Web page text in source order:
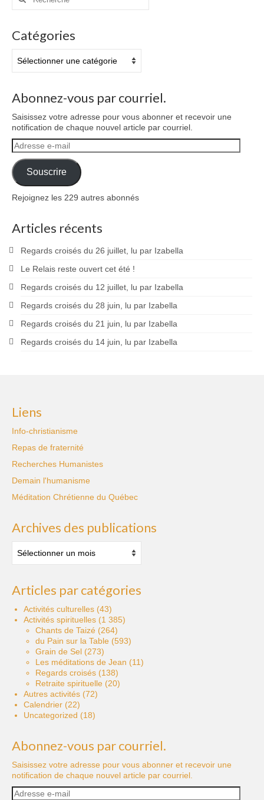
Catégories
Abonnez-vous par courriel.
Saisissez votre adresse pour vous abonner et recevoir une
notification de chaque nouvel article par courriel.
Adresse
e-
mail
Souscrire
Rejoignez les 229 autres abonnés
Articles récents
Regards croisés du 26 juillet, lu par Izabella
Le Relais reste ouvert cet été !
Regards croisés du 12 juillet, lu par Izabella
Regards croisés du 28 juin, lu par Izabella
Regards croisés du 21 juin, lu par Izabella
Regards croisés du 14 juin, lu par Izabella
Liens
Info-christianisme
Repas de fraternité
Recherches Humanistes
Demain l'humanisme
Méditation Chrétienne du Québec
Archives des publications
des
publications
Articles par catégories
Activités culturelles (43)
Activités spirituelles (1 385)
Chants de Taizé (264)
du Pain sur la Table (593)
Grain de Sel (273)
Les méditations de Jean (11)
Regards croisés (138)
Retraite spirituelle (20)
Autres activités (72)
Calendrier (22)
Uncategorized (18)
Abonnez-vous par courriel.
Saisissez votre adresse pour vous abonner et recevoir une
notification de chaque nouvel article par courriel.
Adresse